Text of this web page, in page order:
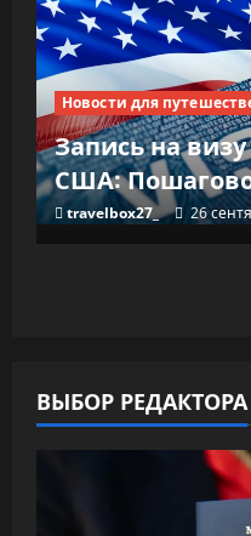
Новости для
Запись на
США:
travelbox27_ 26
ВЫБОР РЕДАКТОРА